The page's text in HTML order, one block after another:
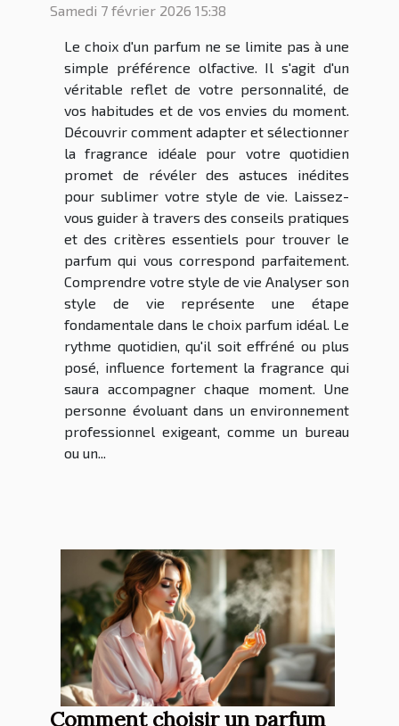
Samedi 7 février 2026 15:38
Le choix d'un parfum ne se limite pas à une
simple préférence olfactive. Il s'agit d'un
véritable reflet de votre personnalité, de
vos habitudes et de vos envies du moment.
Découvrir comment adapter et sélectionner
la fragrance idéale pour votre quotidien
promet de révéler des astuces inédites
pour sublimer votre style de vie. Laissez-
vous guider à travers des conseils pratiques
et des critères essentiels pour trouver le
parfum qui vous correspond parfaitement.
Comprendre votre style de vie Analyser son
style de vie représente une étape
fondamentale dans le choix parfum idéal. Le
rythme quotidien, qu'il soit effréné ou plus
posé, influence fortement la fragrance qui
saura accompagner chaque moment. Une
personne évoluant dans un environnement
professionnel exigeant, comme un bureau
ou un...
Comment choisir un parfum